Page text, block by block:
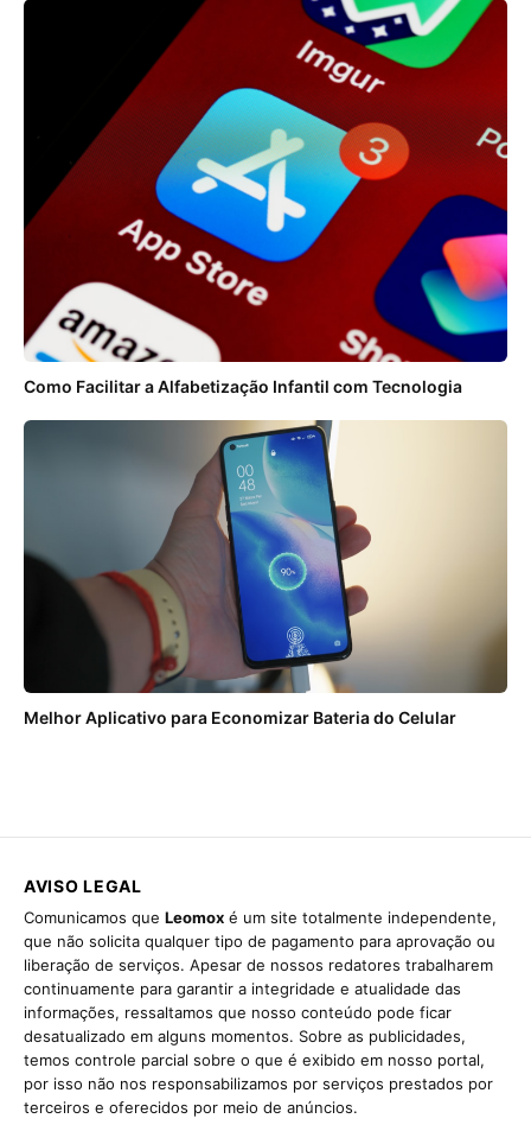
Como Facilitar a Alfabetização Infantil com Tecnologia
Melhor Aplicativo para Economizar Bateria do Celular
AVISO LEGAL
Comunicamos que Leomox é um site totalmente independente,
que não solicita qualquer tipo de pagamento para aprovação ou
liberação de serviços. Apesar de nossos redatores trabalharem
continuamente para garantir a integridade e atualidade das
informações, ressaltamos que nosso conteúdo pode ficar
desatualizado em alguns momentos. Sobre as publicidades,
temos controle parcial sobre o que é exibido em nosso portal,
por isso não nos responsabilizamos por serviços prestados por
terceiros e oferecidos por meio de anúncios.